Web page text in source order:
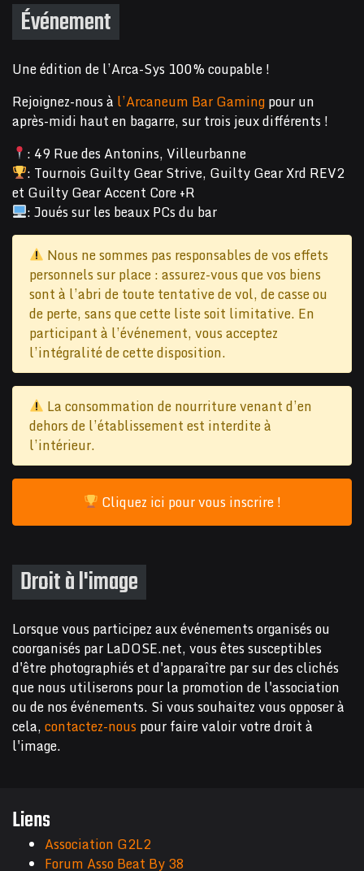
Événement
Une édition de l’Arca-Sys 100% coupable !
Rejoignez-nous à l’Arcaneum Bar Gamingpour un
après-midi haut en bagarre, sur trois jeux différents !
: 49 Rue des Antonins, Villeurbanne
: Tournois Guilty Gear Strive, Guilty Gear Xrd REV2
et Guilty Gear Accent Core +R
: Joués sur les beaux PCs du bar
Nous ne sommes pas responsables de vos effets
personnels sur place : assurez-vous que vos biens
sont à l’abri de toute tentative de vol, de casse ou
de perte, sans que cette liste soit limitative. En
participant à l’événement, vous acceptez
l’intégralité de cette disposition.
La consommation de nourriture venant d’en
dehors de l’établissement est interdite à
l’intérieur.
Cliquez ici pour vous inscrire !
Droit à l'image
Lorsque vous participez aux événements organisés ou
coorganisés par LaDOSE.net, vous êtes susceptibles
d'être photographiés et d'apparaître par sur des clichés
que nous utiliserons pour la promotion de l'association
ou de nos événements. Si vous souhaitez vous opposer à
cela,contactez-nouspour faire valoir votre droit à
l'image.
Liens
Association G2L2
Forum Asso Beat By 38